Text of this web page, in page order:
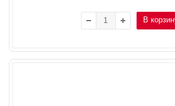
В